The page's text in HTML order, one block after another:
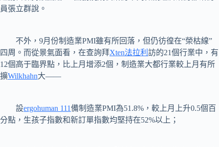
員張立群說。
不外，9月份制造業PMI雖有所回落，但仍彷徨在“榮枯線”
四周。而從景氣面看，在查詢拜Xten法拉利 訪的21個行業中，有
12個高于臨界點，比上月增添2個，制造業大都行業較上月有所
擴Wilkhahn大——
設ergohuman 111備制造業PMI為51.8%，較上月上升0.5個百
分點，生孩子指數和新訂單指數均堅持在52%以上；